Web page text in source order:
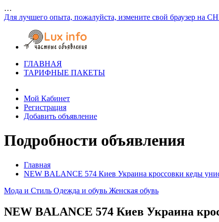
…
Для лучшего опыта, пожалуйста, измените свой браузер на
ГЛАВНАЯ
ТАРИФНЫЕ ПАКЕТЫ
Мой Кабинет
Регистрация
Добавить объявление
Подробности объявления
Главная
NEW BALANCE 574 Киев Украина кроссовки кеды
Мода и Стиль Одежда и обувь Женская обувь
NEW BALANCE 574 Киев Украина